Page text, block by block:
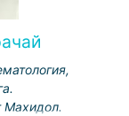
Махидол.